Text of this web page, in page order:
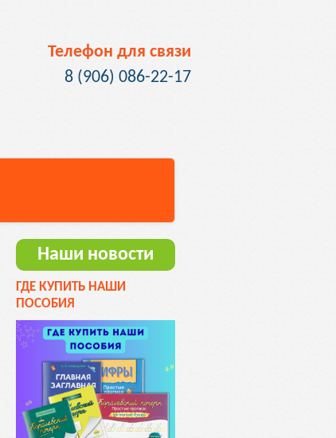
Телефон для связи
8 (906) 086-22-17
Наши новости
ГДЕ КУПИТЬ НАШИ
ПОСОБИЯ